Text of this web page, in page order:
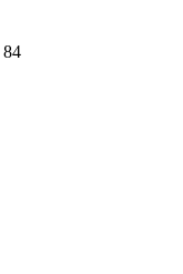
84